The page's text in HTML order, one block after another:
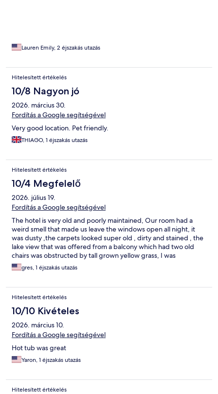
Lauren Emily, 2 éjszakás utazás
Hitelesített értékelés
10/8 Nagyon jó
2026. március 30.
Fordítás a Google segítségével
Very good location. Pet friendly.
THIAGO, 1 éjszakás utazás
Hitelesített értékelés
10/4 Megfelelő
2026. július 19.
Fordítás a Google segítségével
The hotel is very old and poorly maintained, Our room had a
weird smell that made us leave the windows open all night, it
was dusty ,the carpets looked super old , dirty and stained , the
lake view that was offered from a balcony which had two old
chairs was obstructed by tall grown yellow grass, I was
embarrassed because I was the one who booked that place.
gres, 1 éjszakás utazás
Hitelesített értékelés
10/10 Kivételes
2026. március 10.
Fordítás a Google segítségével
Hot tub was great
Yaron, 1 éjszakás utazás
Hitelesített értékelés